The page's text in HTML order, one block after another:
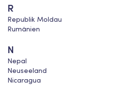
R
Republik Moldau
Rumänien
N
Nepal
Neuseeland
Nicaragua